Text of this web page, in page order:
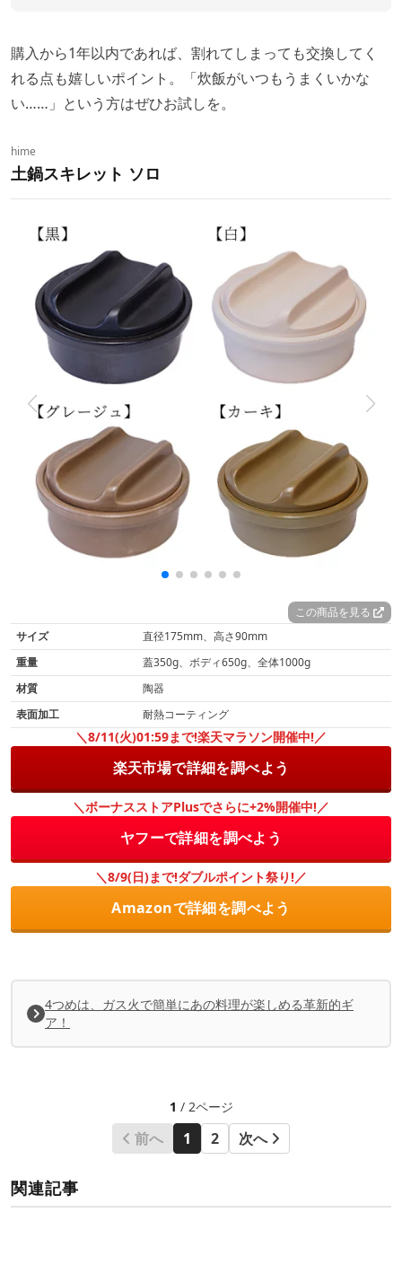
購入から1年以内であれば、割れてしまっても交換してく
れる点も嬉しいポイント。「炊飯がいつもうまくいかな
い……」という方はぜひお試しを。
hime
土鍋スキレット ソロ
この商品を見る
サイズ
直径175mm、高さ90mm
重量
蓋350g、ボディ650g、全体1000g
材質
陶器
表面加工
耐熱コーティング
＼8/11(火)01:59まで!楽天マラソン開催中!／
楽天市場で詳細を調べよう
＼ボーナスストアPlusでさらに+2%開催中!／
ヤフーで詳細を調べよう
＼8/9(日)まで!ダブルポイント祭り!／
Amazonで詳細を調べよう
4つめは、ガス火で簡単にあの料理が楽しめる革新的ギ
ア！
1 / 2ページ
前へ 1 2 次へ
関連記事